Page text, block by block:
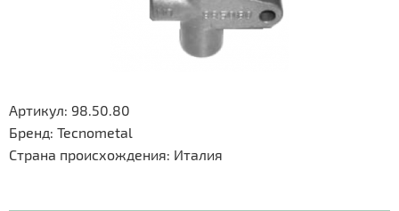
Артикул: 98.50.80
Бренд: Tecnometal
Страна происхождения: Италия